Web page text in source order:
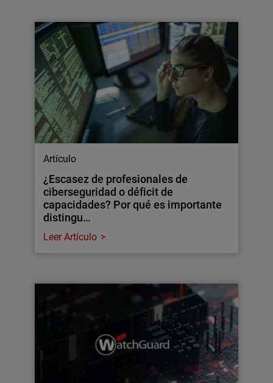
Artículo
¿Escasez de profesionales de
ciberseguridad o déficit de
capacidades? Por qué es importante
distingu…
Leer Artículo